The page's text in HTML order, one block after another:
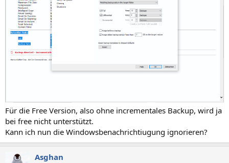
Für die Free Version, also ohne incrementales Backup, wird ja
bei free nicht unterstützt.
Kann ich nun die Windowsbenachrichtiugung ignorieren?
Asghan